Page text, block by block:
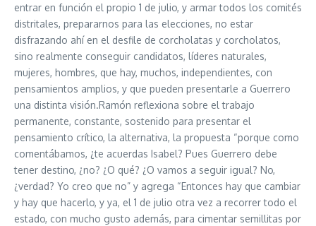
entrar en función el propio 1 de julio, y armar todos los comités
distritales, prepararnos para las elecciones, no estar
disfrazando ahí en el desfile de corcholatas y corcholatos,
sino realmente conseguir candidatos, líderes naturales,
mujeres, hombres, que hay, muchos, independientes, con
pensamientos amplios, y que pueden presentarle a Guerrero
una distinta visión.Ramón reflexiona sobre el trabajo
permanente, constante, sostenido para presentar el
pensamiento crítico, la alternativa, la propuesta “porque como
comentábamos, ¿te acuerdas Isabel? Pues Guerrero debe
tener destino, ¿no? ¿O qué? ¿O vamos a seguir igual? No,
¿verdad? Yo creo que no” y agrega “Entonces hay que cambiar
y hay que hacerlo, y ya, el 1 de julio otra vez a recorrer todo el
estado, con mucho gusto además, para cimentar semillitas por